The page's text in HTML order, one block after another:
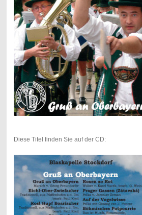
Diese Titel finden Sie auf der CD: